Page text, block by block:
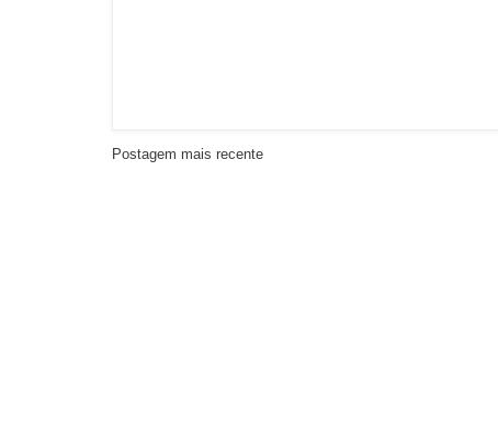
Postagem mais recente